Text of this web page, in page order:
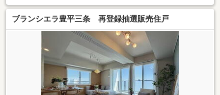
ブランシエラ豊平三条 再登録抽選販売住戸